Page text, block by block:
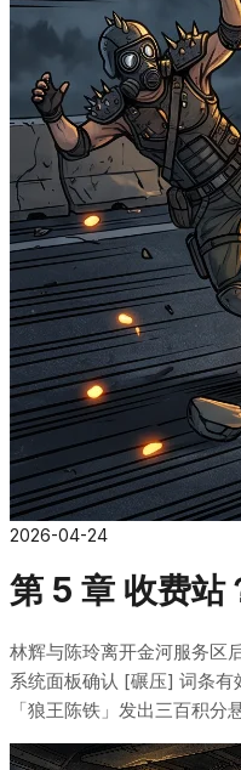
2026-04-24
第 5 章 收费站
林辉与陈玲离开金河服务区
系统面板确认 [碾压] 词条
「狼王陈铁」发出三百积